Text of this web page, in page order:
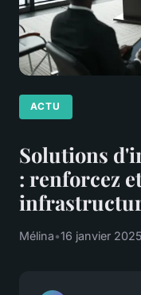
ACTU
Solutions
: renforcez
Mélina•16 janvier 2025